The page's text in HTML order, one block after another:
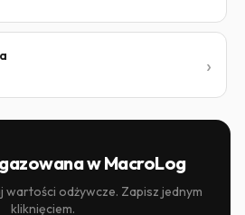
w MacroLog
wartości odżywcze. Zapisz jednym
kliknięciem.